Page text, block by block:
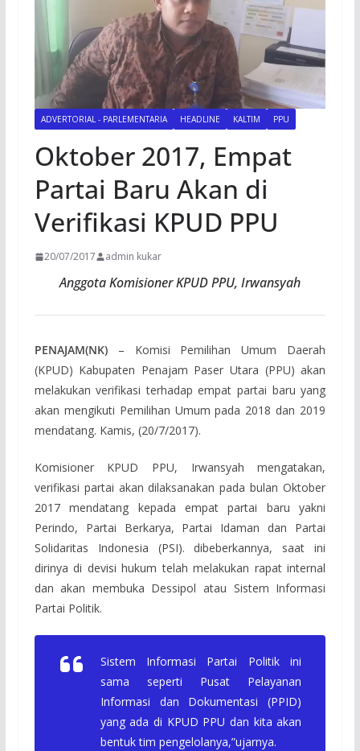
ADVERTORIAL - PARLEMENTARIA HEADLINE KALTIM PPU
Oktober 2017, Empat
Partai Baru Akan di
Verifikasi KPUD PPU
20/07/2017 admin kukar
Anggota Komisioner KPUD PPU, Irwansyah
PENAJAM(NK)– Komisi Pemilihan Umum Daerah
(KPUD) Kabupaten Penajam Paser Utara (PPU) akan
melakukan verifikasi terhadap empat partai baru yang
akan mengikuti Pemilihan Umum pada 2018 dan 2019
mendatang. Kamis, (20/7/2017).
Komisioner KPUD PPU, Irwansyah mengatakan,
verifikasi partai akan dilaksanakan pada bulan Oktober
2017 mendatang kepada empat partai baru yakni
Perindo, Partai Berkarya, Partai Idaman dan Partai
Solidaritas Indonesia (PSI). dibeberkannya, saat ini
dirinya di devisi hukum telah melakukan rapat internal
dan akan membuka Dessipol atau Sistem Informasi
Partai Politik.
Sistem Informasi Partai Politik ini
sama seperti Pusat Pelayanan
Informasi dan Dokumentasi (PPID)
yang ada di KPUD PPU dan kita akan
bentuk tim pengelolanya,”ujarnya.